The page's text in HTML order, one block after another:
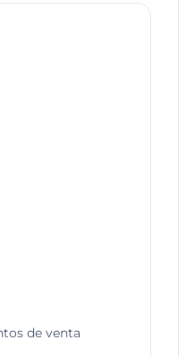
de venta